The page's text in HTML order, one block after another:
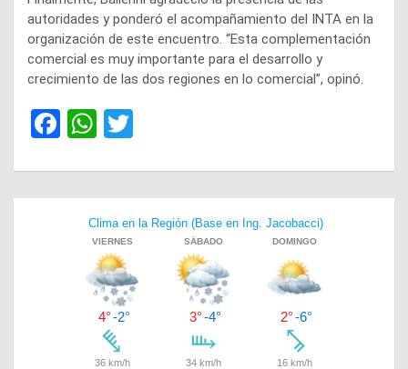
autoridades y ponderó el acompañamiento del INTA en la
organización de este encuentro. “Esta complementación
comercial es muy importante para el desarrollo y
crecimiento de las dos regiones en lo comercial”, opinó.
F
ce
W
at
s
A
p
p
tt
er
entradas